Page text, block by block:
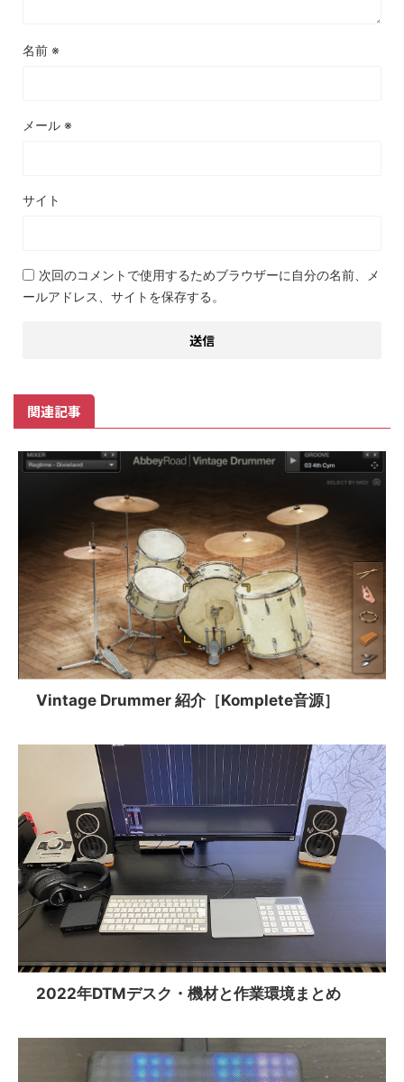
名前 ※
メール ※
サイト
次回のコメントで使用するためブラウザーに自分の名前、メ
ールアドレス、サイトを保存する。
関連記事
Vintage Drummer 紹介［Komplete音源］
2022年DTMデスク・機材と作業環境まとめ